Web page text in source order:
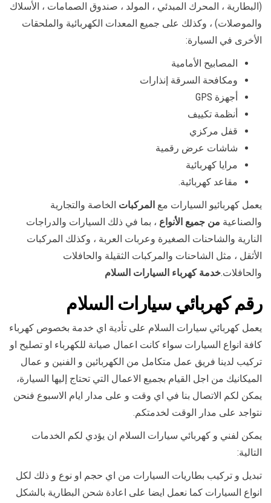
(البطارية ، المحرك المبدئي ، المولد ، صندوق الصمامات ، الأسلاك
والموصلات) ، وكذلك على جميع المعدات الكهربائية والملحقات
الأخرى في السيارة:
المصابيح الأمامية
ومكافحة السرقة إنذارات
أجهزة GPS
أنظمة تكييف
قفل مركزي
شاشات عرض رقمية
مرايا كهربائية
مقاعد كهربائية.
يعمل كهربائيو السيارات مع المركبات الخاصة والتجارية
والصناعية من جميع الأنواع ، بما في ذلك السيارات والدراجات
النارية والشاحنات الصغيرة وعربات العربة ، وكذلك المركبات
الأثقل ، مثل الشاحنات والمركبات الثقيلة والحافلات
والحافلات.خدمة كهرباء السيارات السلام
رقم كهربائي سيارات السلام
يعمل كهربائي سيارات السلام على تأدية اي خدمة بخصوص كهرباء
كافة انواع السيارات سواء كانت اعمال صيانة للكهرباء او تصليح او
تركيب لدينا فريق عمل متكامل من الكهربائين و الفنين و عمال
الميكانيك من اجل القيام بجميع الاعمال التي تحتاج إليها السيارة،
يمكن لكم الاتصال بنا في اي وقت و على مدار ايام الاسبوع فنحن
نتواجد على مدار الوقت لخدمتكم.
يمكن لفني و كهربائي سيارات السلام ان يؤدي لكم الخدمات
التالية:
تبديل و تركيب بطاريات السيارات من اي حجم او نوع و ذلك لكل
انواع السيارات كما نعمل ايضا على اعادة شحن البطارية بالشكل